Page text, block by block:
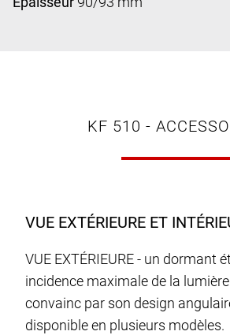
KF 510 -
VUE EXTÉRIEURE ET
VUE EXTÉRIEURE - un dormant
incidence maximale de la
convainc par son design
disponible en plusieurs modèles.